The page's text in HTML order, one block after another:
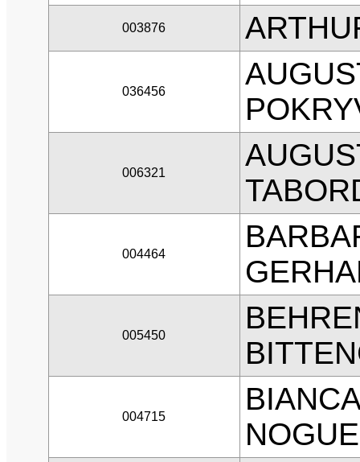
003876
036456
006321
004464
005450
004715